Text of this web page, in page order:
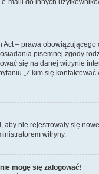
– prawa
pisemnej zgody
się na danej witrynie
„Z kim się
aby nie rejestrowały się
witryny.
mogę się zalogować!